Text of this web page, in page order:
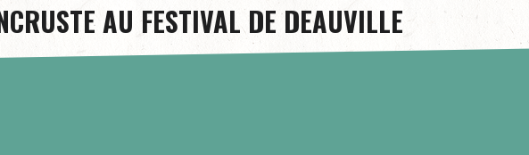
AU FESTIVAL DE DEAUVILLE